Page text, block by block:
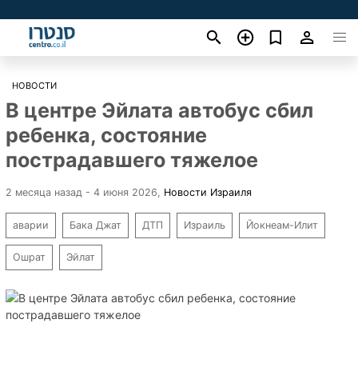
НОВОСТИ
В центре Эйлата автобус сбил
ребенка, состояние
пострадавшего тяжелое
2 месяца назад - 4 июня 2026 Новости Израиля
аварии Бака Джат ДТП Израиль Йокнеам-Илит
Ошрат Эйлат